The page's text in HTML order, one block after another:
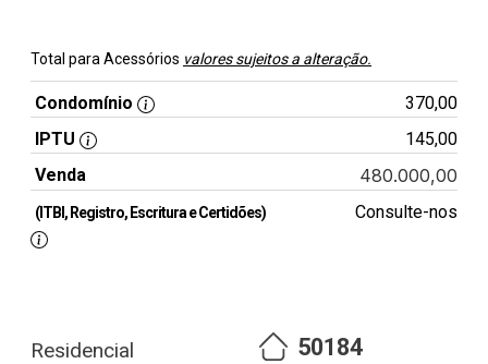
Total para Acessórios valores sujeitos a alteração.
Condomínio
370,00
IPTU
145,00
Venda
480.000,00
(ITBI, Registro, Escritura e Certidões) Consulte-nos
Residencial 50184